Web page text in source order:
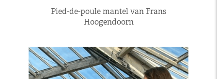
Pied-de-poule mantel van Frans
Hoogendoorn